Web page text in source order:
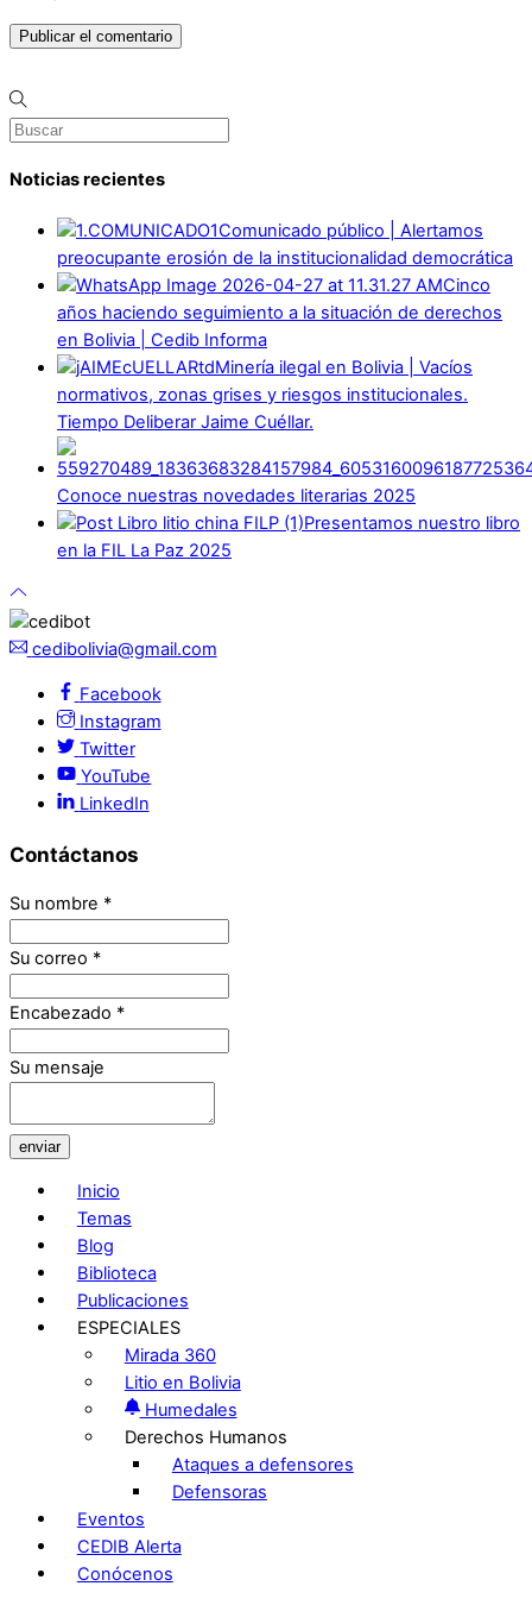
Noticias recientes
Comunicado público | Alertamos
preocupante erosión de la institucionalidad democrática
Cinco
años haciendo seguimiento a la situación de derechos
en Bolivia | Cedib Informa
Minería ilegal en Bolivia | Vacíos
normativos, zonas grises y riesgos institucionales.
Tiempo Deliberar Jaime Cuéllar.
Conoce nuestras novedades literarias 2025
Presentamos nuestro libro
en la FIL La Paz 2025
cedibolivia@gmail.com
Facebook
Instagram
Twitter
YouTube
LinkedIn
Contáctanos
Su nombre *
Su correo *
Encabezado *
Su mensaje
enviar
Inicio
Temas
Blog
Biblioteca
Publicaciones
ESPECIALES
Mirada 360
Litio en Bolivia
Humedales
Derechos Humanos
Ataques a defensores
Defensoras
Eventos
CEDIB Alerta
Conócenos